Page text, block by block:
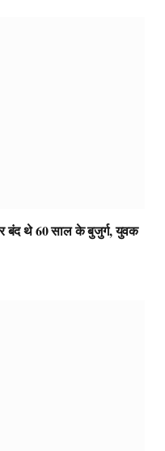
बंद थे 60 साल के बुजुर्ग, युवक